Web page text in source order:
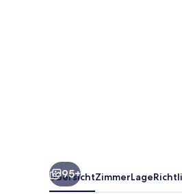
95+
ÜbersichtZimmerLage